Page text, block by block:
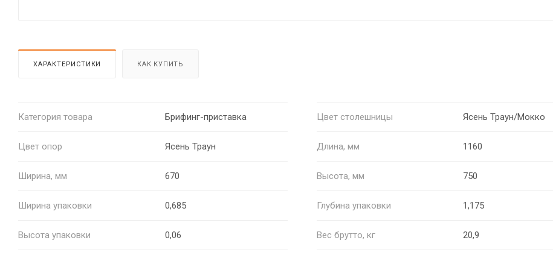
ХАРАКТЕРИСТИКИ КАК КУПИТЬ
Категория товара Брифинг-приставка Цвет столешницы Ясень Траун/Мокко
Цвет опор Ясень Траун Длина, мм 1160
Ширина, мм 670 Высота, мм 750
Ширина упаковки 0,685 Глубина упаковки 1,175
Высота упаковки 0,06 Вес брутто, кг 20,9